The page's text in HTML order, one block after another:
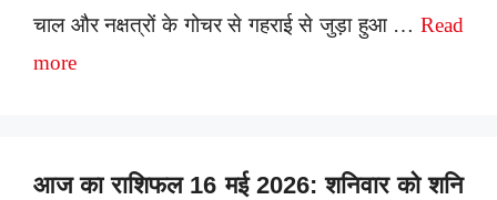
चाल और नक्षत्रों के गोचर से गहराई से जुड़ा हुआ … Read
more
आज का राशिफल 16 मई 2026: शनिवार को शनि